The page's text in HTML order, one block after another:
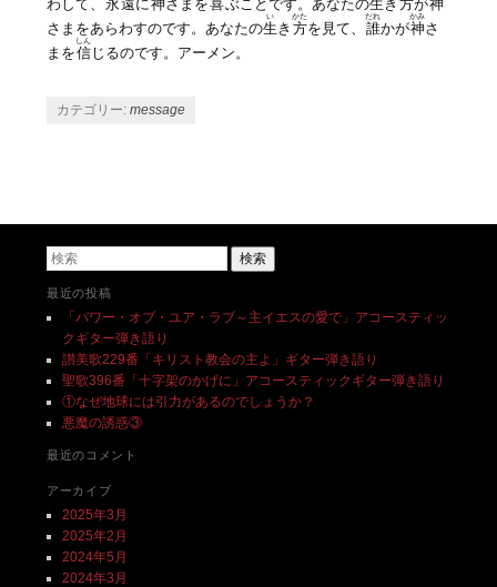
わして、 永遠に神さまを喜ぶことです。あなたの生 き 方が神
さまをあらわすのです。あなたの生
い
き 方
かた
を見て、 誰
だれ
かが神
かみ
さ
まを信
しん
じるのです。アーメン。
カテゴリー:message
検索
最近の投稿
「パワー・オブ・ユア・ラブ～主イエスの愛で」アコースティッ
クギター弾き語り
讃美歌229番「キリスト教会の主よ」ギター弾き語り
聖歌396番「十字架のかげに」アコースティックギター弾き語り
①なぜ地球には引力があるのでしょうか？
悪魔の誘惑③
最近のコメント
アーカイブ
2025年3月
2025年2月
2024年5月
2024年3月